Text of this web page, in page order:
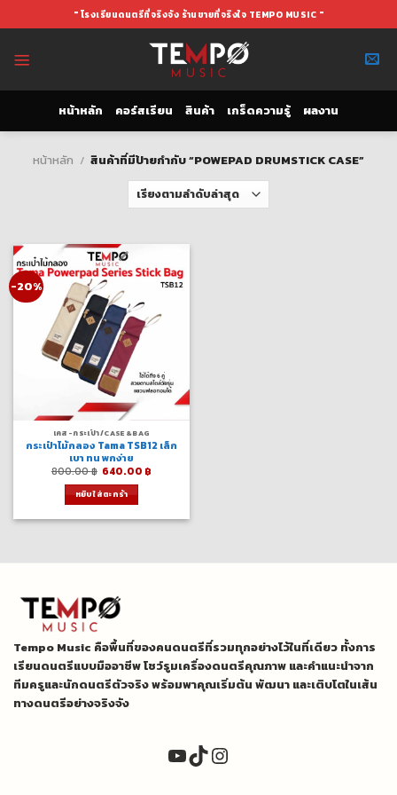
to
" โรงเรียนดนตรีที่จริงจัง ร้านขายที่จริงใจ TEMPO MUSIC "
หน้าหลัก คอร์สเรียน สินค้า เกร็ดความรู้ ผลงาน
หน้าหลัก / สินค้าที่มีป้ายกำกับ “POWEPAD DRUMSTICK CASE”
-20%
เคส-กระเป๋า/CASE&BAG
กระเป๋าไม้กลอง Tama TSB12 เล็ก
เบา ทน พกง่าย
800.00฿ Original
was:
800.00 ฿.
640.00 ฿
หยิบใส่ตะกร้า
Tempo Music คือพื้นที่ของคนดนตรีที่รวมทุกอย่างไว้ในที่เดียว ทั้งการ
เรียนดนตรีแบบมืออาชีพ โชว์รูมเครื่องดนตรีคุณภาพ และคำแนะนำจาก
ทีมครูและนักดนตรีตัวจริง พร้อมพาคุณเริ่มต้น พัฒนา และเติบโตในเส้น
ทางดนตรีอย่างจริงจัง
YouTube
TikTok
Instagram